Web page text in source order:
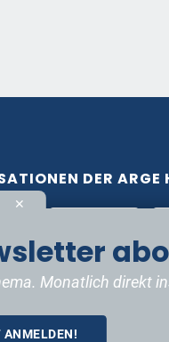
DER ARGE
✕
Monatlich direkt
ANMELDEN!